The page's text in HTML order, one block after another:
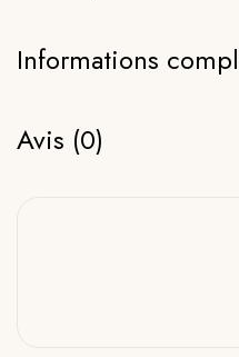
Informations
Avis (0)